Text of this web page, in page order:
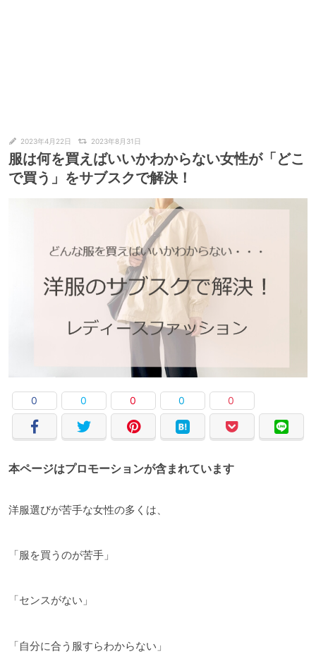
2023年4月22日 2023年8月31日
服は何を買えばいいかわからない女性が「どこ
で買う」をサブスクで解決！
0 0 0 0 0
本ページはプロモーションが含まれています
洋服選びが苦手な女性の多くは、
「服を買うのが苦手」
「センスがない」
「自分に合う服すらわからない」